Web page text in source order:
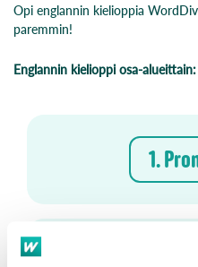
Opi englannin kielioppia
paremmin!
Englannin kielioppi osa-alueittain:
1.